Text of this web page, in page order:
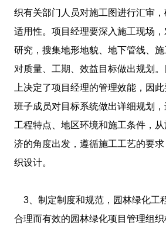
织有关部门人员对施工图进行汇审
适用性。项目经理要深入施工现场
研究，搜集地形地貌、地下管线、施
对质量、工期、效益目标做出规划
上决定了项目经理的管理效能，因
班子成员对目标系统做出详细规划
工程特点、地区环境和施工条件，
济的角度出发，遵循施工工艺的要
织设计。
3、制定制度和规范，园林绿化工
合理而有效的园林绿化项目管理组